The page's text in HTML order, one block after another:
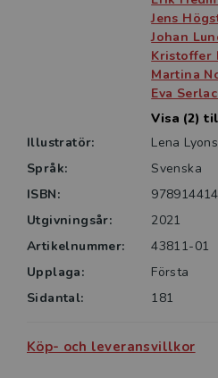
Jens
Johan
Kristoffer
Martina
Eva
Visa (2)
Illustratör:
Lena Lyons
Språk:
Svenska
ISBN:
Utgivningsår:
2021
Artikelnummer:
43811-01
Upplaga:
Första
Sidantal:
181
Köp- och leveransvillkor